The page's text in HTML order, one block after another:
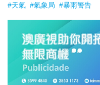
#天氣 #氣象局 #暴雨警告